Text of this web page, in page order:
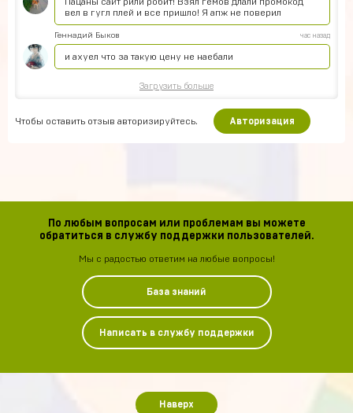
вел в гугл плей и все пришло! Я апж не поверил
Геннадий Быков час назад
и ахуел что за такую цену не наебали
Загрузить больше
Чтобы оставить отзыв авторизируйтесь. Авторизация
По любым вопросам или проблемам вы можете
обратиться в службу поддержки пользователей.
Мы с радостью ответим на любые вопросы!
База знаний
Написать в службу поддержки
Наверх